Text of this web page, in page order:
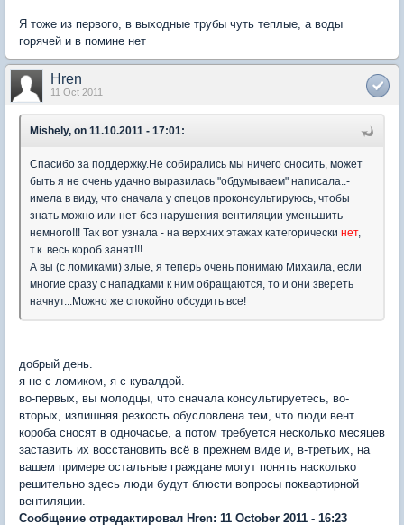
Я тоже из первого, в выходные трубы чуть теплые, а воды
горячей и в помине нет
Hren
11 Oct 2011
Mishely, on 11.10.2011 - 17:01:
Спасибо за поддержку.Не собирались мы ничего сносить, может
быть я не очень удачно выразилась "обдумываем" написала..-
имела в виду, что сначала у спецов проконсультируюсь, чтобы
знать можно или нет без нарушения вентиляции уменьшить
немного!!! Так вот узнала - на верхних этажах категорически нет,
т.к. весь короб занят!!!
А вы (с ломиками) злые, я теперь очень понимаю Михаила, если
многие сразу с нападками к ним обращаются, то и они звереть
начнут...Можно же спокойно обсудить все!
добрый день.
я не с ломиком, я с кувалдой.
во-первых, вы молодцы, что сначала консультируетесь, во-
вторых, излишняя резкость обусловлена тем, что люди вент
короба сносят в одночасье, а потом требуется несколько месяцев
заставить их восстановить всё в прежнем виде и, в-третьих, на
вашем примере остальные граждане могут понять насколько
решительно здесь люди будут блюсти вопросы поквартирной
вентиляции.
Сообщение отредактировал Hren: 11 October 2011 - 16:23